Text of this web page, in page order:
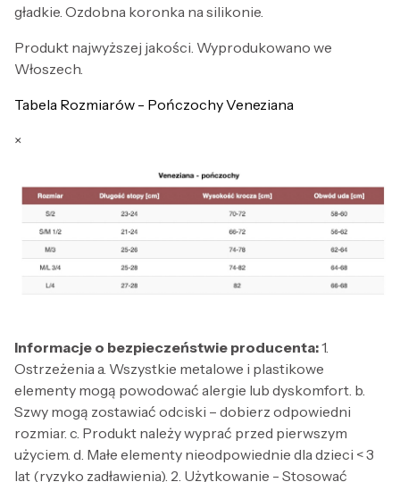
gładkie. Ozdobna koronka na silikonie.
Produkt najwyższej jakości. Wyprodukowano we
Włoszech.
Tabela Rozmiarów - Pończochy Veneziana
×
Informacje o bezpieczeństwie producenta:1.
Ostrzeżenia a. Wszystkie metalowe i plastikowe
elementy mogą powodować alergie lub dyskomfort. b.
Szwy mogą zostawiać odciski – dobierz odpowiedni
rozmiar. c. Produkt należy wyprać przed pierwszym
użyciem. d. Małe elementy nieodpowiednie dla dzieci < 3
lat (ryzyko zadławienia). 2. Użytkowanie - Stosować